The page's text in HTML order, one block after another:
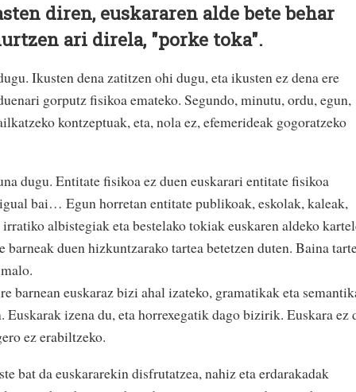
diren, euskararen alde bete behar
ari direla, "porke toka".
Ikusten dena zatitzen ohi dugu, eta ikusten ez dena ere
gorputz fisikoa emateko. Segundo, minutu, ordu, egun,
kontzeptuak, eta, nola ez, efemerideak gogoratzeko
dugu. Entitate fisikoa ez duen euskarari entitate fisikoa
bai… Egun horretan entitate publikoak, eskolak, kaleak,
albistegiak eta bestelako tokiak euskaren aldeko
barneak duen hizkuntzarako tartea betetzen duten. Baina
barnean euskaraz bizi ahal izateko, gramatikak eta
izena du, eta horrexegatik dago bizirik. Euskara ez
ez erabiltzeko.
bat da euskararekin disfrutatzea, nahiz eta erdarakadak